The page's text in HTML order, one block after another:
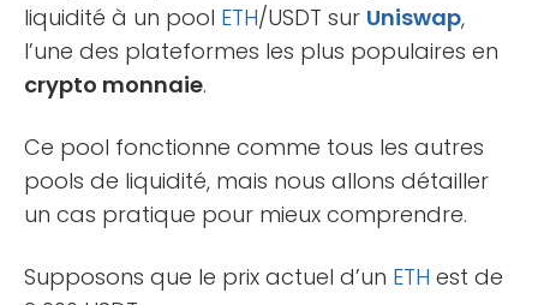
liquidité à un pool ETH/USDT sur Uniswap,
l’une des plateformes les plus populaires en
crypto monnaie.
Ce pool fonctionne comme tous les autres
pools de liquidité, mais nous allons détailler
un cas pratique pour mieux comprendre.
Supposons que le prix actuel d’un ETH est de